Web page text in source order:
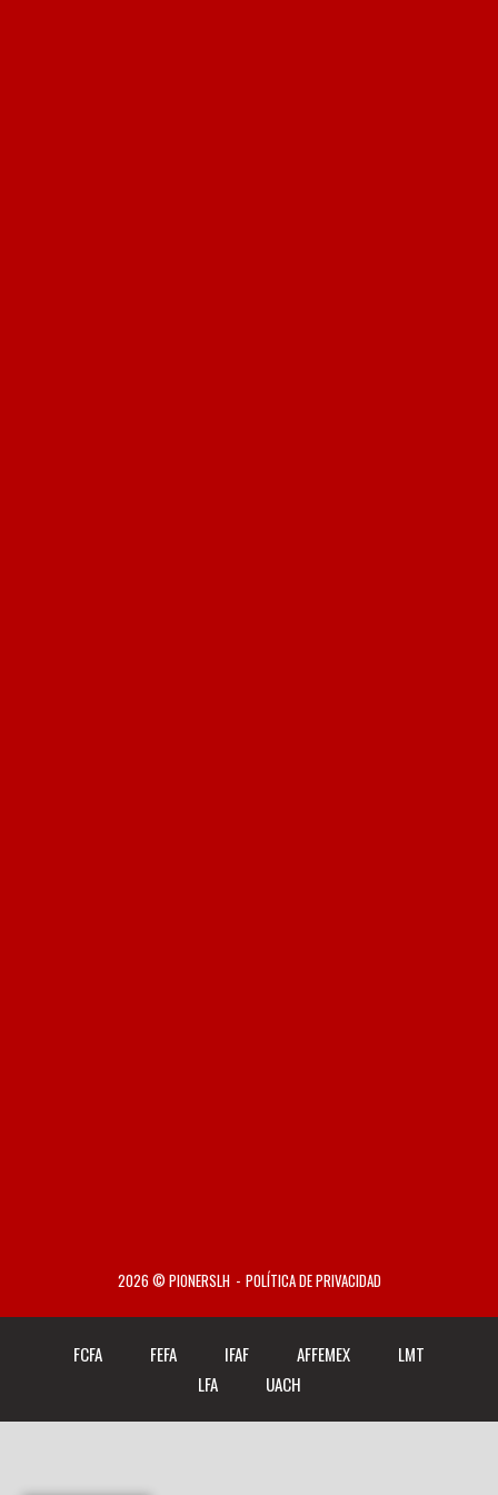
2026 © PIONERSLH POLÍTICA DE PRIVACIDAD
FCFA FEFA IFAF AFFEMEX
LMT
LFA
UACH